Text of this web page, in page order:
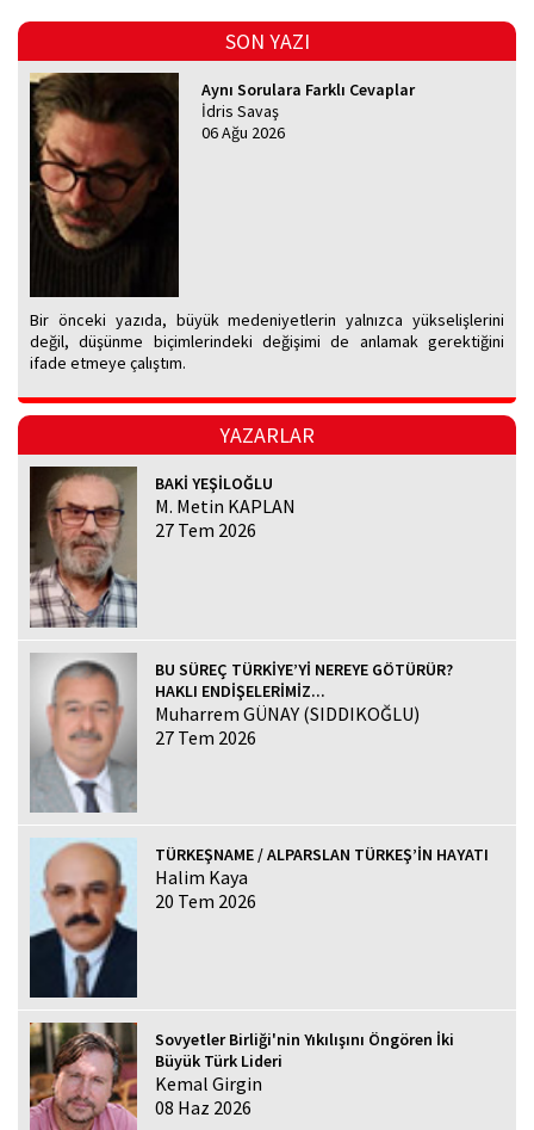
SON YAZI
Aynı Sorulara Farklı Cevaplar
İdris Savaş
06 Ağu 2026
Bir önceki yazıda, büyük medeniyetlerin yalnızca yükselişlerini
değil, düşünme biçimlerindeki değişimi de anlamak gerektiğini
ifade etmeye çalıştım.
YAZARLAR
BAKİ YEŞİLOĞLU
M. Metin KAPLAN
27 Tem 2026
BU SÜREÇ TÜRKİYE’Yİ NEREYE GÖTÜRÜR?
HAKLI ENDİŞELERİMİZ...
Muharrem GÜNAY (SIDDIKOĞLU)
27 Tem 2026
TÜRKEŞNAME / ALPARSLAN TÜRKEŞ’İN HAYATI
Halim Kaya
20 Tem 2026
Sovyetler Birliği'nin Yıkılışını Öngören İki
Büyük Türk Lideri
Kemal Girgin
08 Haz 2026